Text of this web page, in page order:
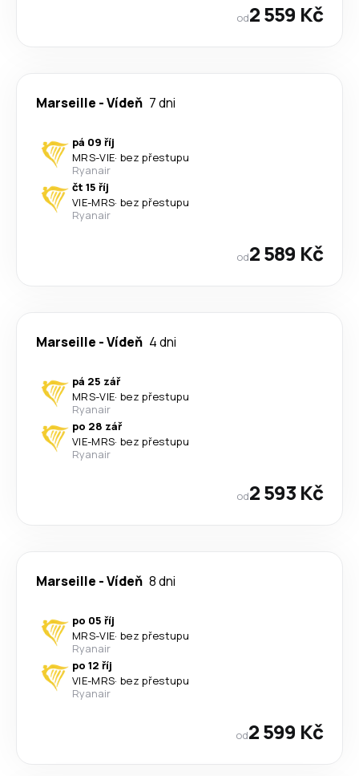
od2 559 Kč
Marseille -Vídeň 7 dni
pá 09 říj
MRS-VIE· bez přestupu
Ryanair
čt 15 říj
VIE-MRS· bez přestupu
Ryanair
od2 589 Kč
Marseille -Vídeň 4 dni
pá 25 zář
MRS-VIE· bez přestupu
Ryanair
po 28 zář
VIE-MRS· bez přestupu
Ryanair
od2 593 Kč
Marseille -Vídeň 8 dni
po 05 říj
MRS-VIE· bez přestupu
Ryanair
po 12 říj
VIE-MRS· bez přestupu
Ryanair
od2 599 Kč